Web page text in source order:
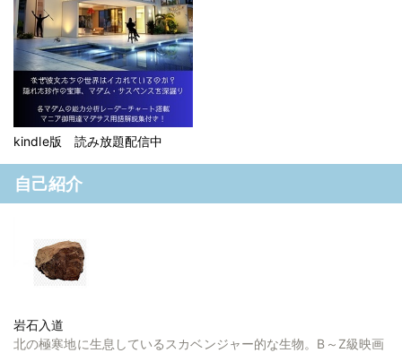
kindle版 読み放題配信中
自己紹介
岩石入道
北の極寒地に生息しているスカベンジャー的な生物。B～Z級映画